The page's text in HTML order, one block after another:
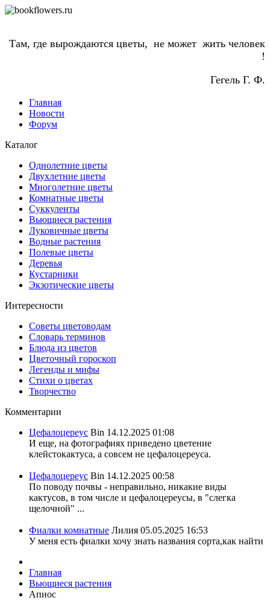
Там, где вырождаются цветы, не может жить человек
!
Гегель Г. Ф.
Главная
Новости
Форум
Каталог
Однолетние цветы
Двухлетние цветы
Многолетние цветы
Комнатные цветы
Суккуленты
Вьющиеся растения
Луковичные цветы
Водные растения
Полевые цветы
Деревья
Кустарники
Экзотические цветы
Интересности
Советы цветоводам
Словарь терминов
Блюда из цветов
Цветочный гороскоп
Легенды и мифы
Стихи о цветах
Творчество
Комментарии
Цефалоцереус Bin 14.12.2025 01:08
И еще, на фотографиях приведено цветение
клейстокактуса, а совсем не цефалоцереуса.
Цефалоцереус Bin 14.12.2025 00:58
По поводу почвы - неправильно, никакие виды
кактусов, в том числе и цефалоцереусы, в "слегка
щелочной" ...
Фиалки комнатные Лилия 05.05.2025 16:53
У меня есть фиалки хочу знать названия сорта,как найти
Главная
Вьющиеся растения
Апиос